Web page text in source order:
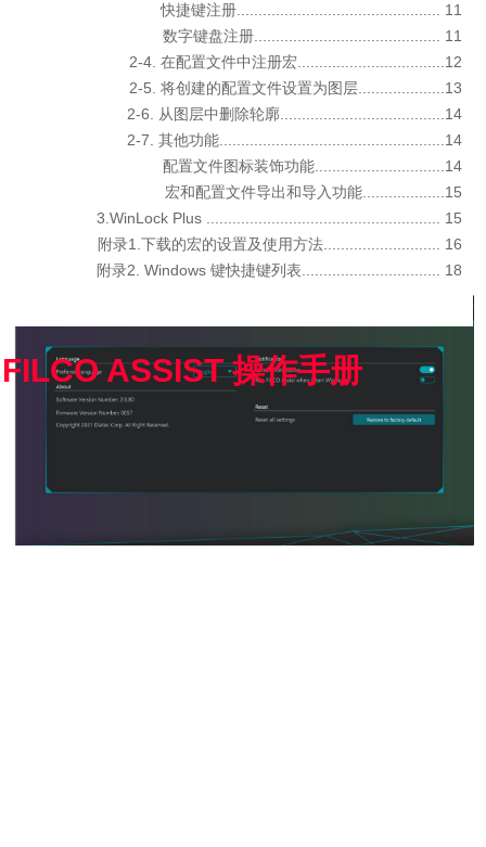
FILCO ASSIST 操作手册
快捷键注册............................................... 11
数字键盘注册........................................... 11
2-4. 在配置文件中注册宏..................................12
2-5. 将创建的配置文件设置为图层....................13
2-6. 从图层中删除轮廓......................................14
2-7. 其他功能....................................................14
配置文件图标装饰功能..............................14
宏和配置文件导出和导入功能...................15
3.WinLock Plus ...................................................... 15
附录1.下载的宏的设置及使用方法........................... 16
附录2. Windows 键快捷键列表................................ 18